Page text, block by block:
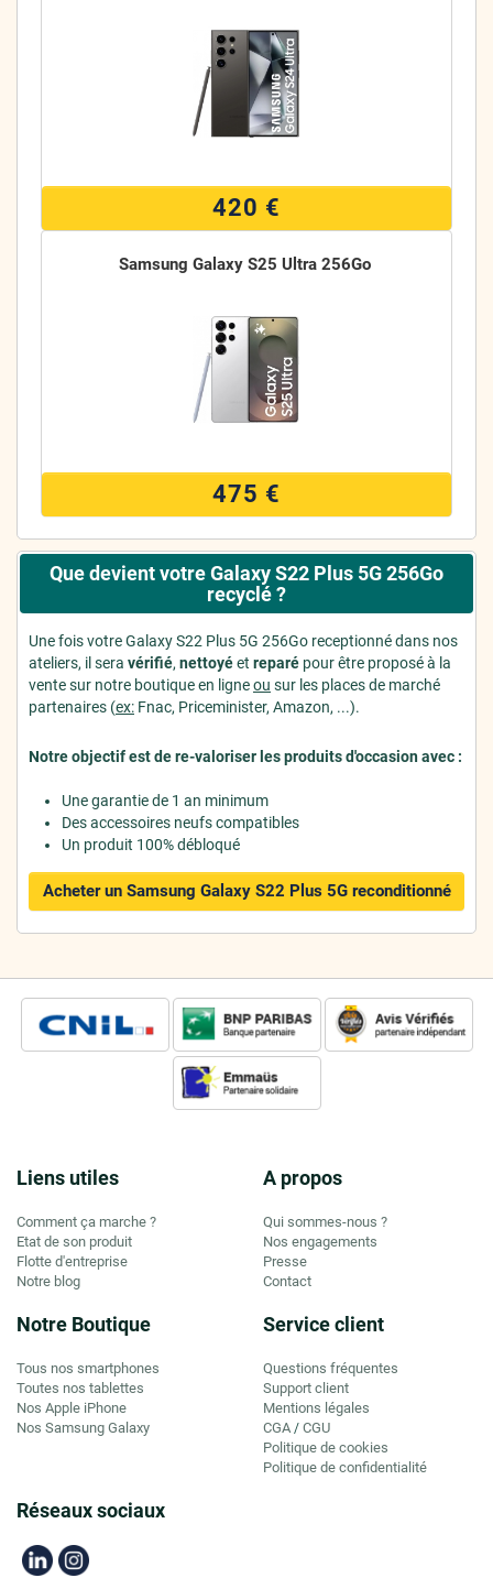
420 €
Samsung Galaxy S25 Ultra 256Go
475 €
Que devient votre Galaxy S22 Plus 5G 256Go
recyclé ?
Une fois votre Galaxy S22 Plus 5G 256Go receptionné dans nos
ateliers, il sera vérifié, nettoyéet reparé pour être proposé à la
vente sur notre boutique en ligneou sur les places de marché
partenaires (ex: Fnac, Priceminister, Amazon, ...).
Notre objectif est de re-valoriser les produits d'occasion avec :
Une garantie de 1 an minimum
Des accessoires neufs compatibles
Un produit 100% débloqué
Acheter un Samsung Galaxy S22 Plus 5G reconditionné
Liens utiles
Comment ça marche ?
Etat de son produit
Flotte d'entreprise
Notre blog
A propos
Qui sommes-nous ?
Nos engagements
Presse
Contact
Notre Boutique
Tous nos smartphones
Toutes nos tablettes
Nos Apple iPhone
Nos Samsung Galaxy
Service client
Questions fréquentes
Support client
Mentions légales
CGA / CGU
Politique de cookies
Politique de confidentialité
Réseaux sociaux